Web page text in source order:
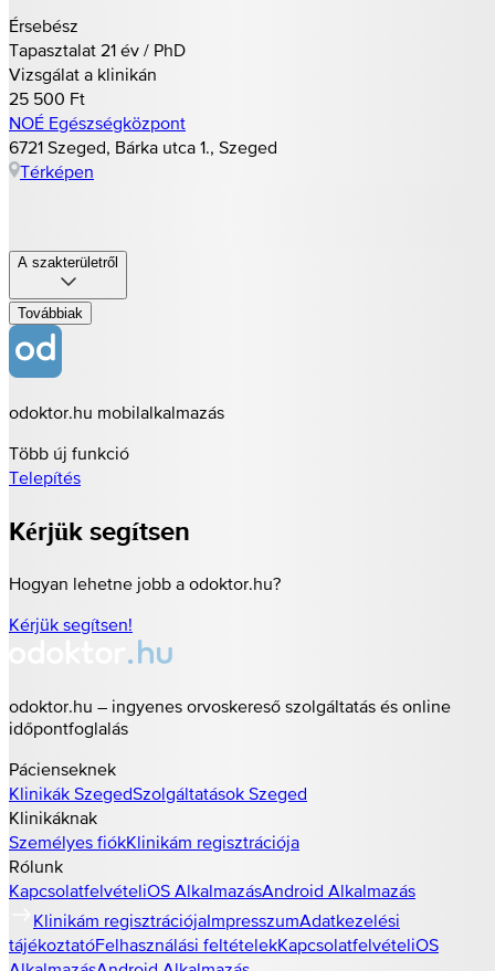
Érsebész
Tapasztalat 21 év / PhD
Vizsgálat a klinikán
25 500 Ft
NOÉ Egészségközpont
6721 Szeged, Bárka utca 1., Szeged
Térképen
A szakterületről
Továbbiak
odoktor.hu mobilalkalmazás
Több új funkció
Telepítés
Kérjük segítsen
Hogyan lehetne jobb a odoktor.hu?
Kérjük segítsen!
odoktor.hu – ingyenes orvoskereső szolgáltatás és online
időpontfoglalás
Pácienseknek
Klinikák SzegedSzolgáltatások Szeged
Klinikáknak
Személyes fiókKlinikám regisztrációja
Rólunk
KapcsolatfelvételiOS AlkalmazásAndroid Alkalmazás
Klinikám regisztrációjaImpresszumAdatkezelési
tájékoztatóFelhasználási feltételekKapcsolatfelvételiOS